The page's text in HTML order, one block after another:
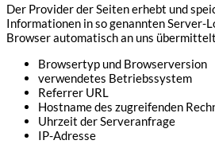
Der Provider der Seiten erhebt und
Informationen in so genannten Server-
Browser automatisch an uns
Browsertyp und Browserversion
verwendetes Betriebssystem
Referrer URL
Hostname des zugreifenden
Uhrzeit der Serveranfrage
IP-Adresse